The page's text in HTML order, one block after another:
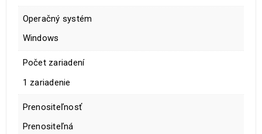
Operačný systém
Windows
Počet zariadení
1 zariadenie
Prenositeľnosť
Prenositeľná